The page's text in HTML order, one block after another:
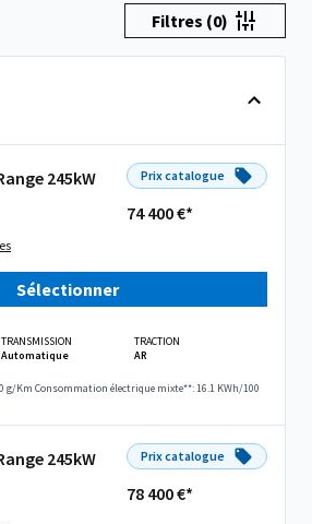
Filtres (0)
245kW
Prix catalogue
74 400 €*
Sélectionner
TRANSMISSION
Automatique
TRACTION
AR
g/Km Consommation électrique mixte**: 16.1 KWh/100
245kW
Prix catalogue
78 400 €*